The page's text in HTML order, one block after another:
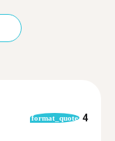
format_quote 4